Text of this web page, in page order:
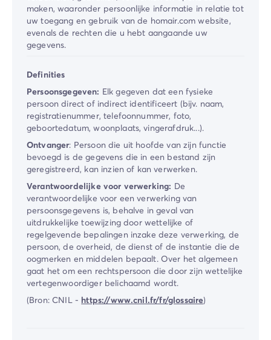
Camping Algarve
Andere bestemmingen
Camping Nederland
Camping Friesland
Camping Arnhem
Camping Betuwe
Camping Nijmegen
Camping Veluwe
Camping Voorthuizen
Camping Limburg
Camping Noord-Brabant
Camping Overijssel
Camping Hardenberg
Camping Twente
Camping Zeeland
Camping Zuid-Holland
Camping Duitsland
Camping Beieren
Camping Rijnland-Palts
Camping Oostenrijk
maken, waaronder persoonlijke informatie in relatie tot
uw toegang en gebruik van de homair.com website,
evenals de rechten die u hebt aangaande uw
gegevens.
Definities
Persoonsgegeven: Elk gegeven dat een fysieke
persoon direct of indirect identificeert (bijv. naam,
registratienummer, telefoonnummer, foto,
geboortedatum, woonplaats, vingerafdruk...).
Ontvanger: Persoon die uit hoofde van zijn functie
bevoegd is de gegevens die in een bestand zijn
geregistreerd, kan inzien of kan verwerken.
Verantwoordelijke voor verwerking: De
verantwoordelijke voor een verwerking van
persoonsgegevens is, behalve in geval van
uitdrukkelijke toewijzing door wettelijke of
regelgevende bepalingen inzake deze verwerking, de
persoon, de overheid, de dienst of de instantie die de
oogmerken en middelen bepaalt. Over het algemeen
gaat het om een rechtspersoon die door zijn wettelijke
vertegenwoordiger belichaamd wordt.
(Bron: CNIL - https://www.cnil.fr/fr/glossaire)